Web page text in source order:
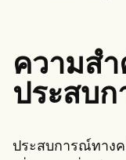
ความส
ประสบ
ประสบการณ์ทาง